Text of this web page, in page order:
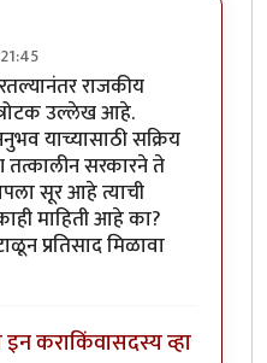
घपलेबाजीbyनठ्यारा
राजकीय
उल्लेख आहे.
याच्यासाठी सक्रिय
तत्कालीन सरकारने ते
सूर आहे त्याची
माहिती आहे का?
प्रतिसाद मिळावा
इन कराकिंवासदस्य व्हा